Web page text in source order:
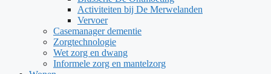
Activiteiten bij De Merwelanden
Vervoer
Casemanager dementie
Zorgtechnologie
Wet zorg en dwang
Informele zorg en mantelzorg